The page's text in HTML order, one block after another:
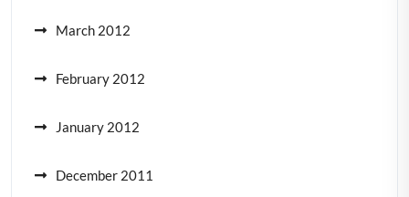
March 2012
February 2012
January 2012
December 2011